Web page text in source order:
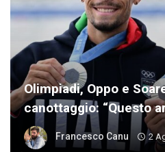
Olimpiadi, Oppo e
canottaggio: “Questo
Francesco Canu 2